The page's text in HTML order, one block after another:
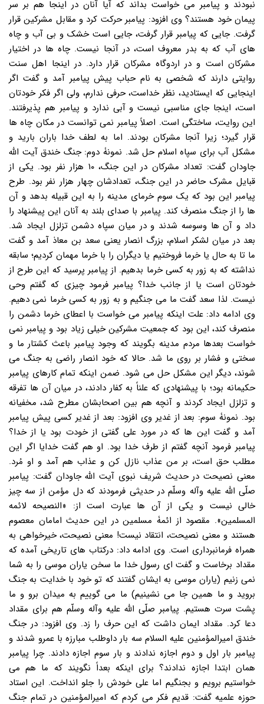
نبودند و پیامبر می خواست بداند که آیا آنان در اینجا هم بر سر
پیمان خود هستند؟ وی افزود: پیامبر حرکت کرد و مقابل مشرکین قرار
گرفت. جایی که پیامبر قرار گرفت، جایی است خشک و بی آب و چاه
های آب که به بدر معروف است، در آنجا نیست. چاه ها در اختیار
مشرکان است و در اردوگاه مشرکان قرار دارد. در اینجا اهل سنت
روایتی دارند که شخصی به نام حباب پیش پیامبر آمد و گفت اگر
اینجایی که ایستادید، نظر خداست، حرفی ندارم، ولی اگر فکر خودتان
است، اینجا جای مناسبی نیست و آبی ندارد و پیامبر هم پذیرفتند.
این روایت، ساختگی است. اصلاً پیامبر نمی توانست در مکان چاه ها
قرار گیرد؛ زیرا آنجا مشرکان بودند. اما به لطف خدا باران بارید و
مشکل آب برای سپاه اسلام حل شد. نمونۀ دوم: جنگ خندق آیت الله
جاودان گفت: تعداد مشرکان در این جنگ، ۱۰ هزار نفر بود. یکی از
قبایل مشرک حاضر در این جنگ، تعدادشان چهار هزار نفر بود. طرح
پیامبر این بود که یک سوم خرمای مدینه را به این قبیله بدهد و آن
ها را از جنگ منصرف کند. پیامبر با صدای بلند به آنان این پیشنهاد را
داد و آن ها وسوسه شدند و در میان سپاه دشمن تزلزل ایجاد شد.
بعد در میان لشکر اسلام، بزرگ انصار یعنی سعد بن معاذ آمد و گفت
ما تا به حال یا خرما فروختیم یا دیگران را با خرما مهمان کردیم؛ سابقه
نداشته که به زور به کسی خرما بدهیم. از پیامبر پرسید که این طرح از
خودتان است یا از جانب خدا؟ پیامبر فرمود چیزی که گفتم وحی
نیست. لذا سعد گفت ما می جنگیم و به زور به کسی خرما نمی دهیم.
وی ادامه داد: علت اینکه پیامبر می خواست با اعطای خرما دشمن را
منصرف کند، این بود که جمعیت مشرکین خیلی زیاد بود و پیامبر نمی
خواست بعدها مردم مدینه بگویند که وجود پیامبر باعث کشتار ما و
سختی و فشار بر روی ما شد. حالا که خود انصار راضی به جنگ می
شوند، دیگر این مشکل حل می شود. ضمن اینکه تمام کارهای پیامبر
حکیمانه بود؛ با پیشنهادی که علناً به کفار دادند، در میان آن ها تفرقه
و تزلزل ایجاد کردند و آنچه هم بین اصحابشان مطرح شد، مخفیانه
بود. نمونۀ سوم: بعد از غدیر وی افزود: بعد از غدیر کسی پیش پیامبر
آمد و گفت این ها که در مورد علی گفتی از خودت بود یا از خدا؟
پیامبر فرمود آنچه گفتم از طرف خدا بود. او هم گفت خدایا اگر این
مطلب حق است، بر من عذاب نازل کن و عذاب هم آمد و او مُرد.
معنی نصیحت در حدیث شریف نبوی آیت الله جاودان گفت: پیامبر
صلّی الله علیه وآله وسلّم در حدیثی فرمودند که دل مؤمن از سه چیز
خالی نیست و یکی از آن ها عبارت است از: «النصیحه لائمه
المسلمین». مقصود از ائمۀ مسلمین در این حدیث امامان معصوم
هستند و معنی نصیحت، انتقاد نیست! معنی نصیحت، خیرخواهی به
همراه فرمانبرداری است. وی ادامه داد: درکتاب های تاریخی آمده که
مقداد برخاست و گفت ای رسول خدا ما سخن یاران موسی را به شما
نمی زنیم (یاران موسی به ایشان گفتند که تو خود با خدایت به جنگ
بروید و ما همین جا می نشینیم) ما می گوییم به میدان برو و ما
پشت سرت هستیم. پیامبر صلّی الله علیه وآله وسلّم هم برای مقداد
دعا کرد. مقداد ایمان داشت که این حرف را زد. وی افزود: در جنگ
خندق امیرالمؤمنین علیه السلام سه بار داوطلب مبارزه با عمرو شدند و
پیامبر بار اول و دوم اجازه ندادند و بار سوم اجازه دادند. چرا پیامبر
همان ابتدا اجازه ندادند؟ برای اینکه بعداً نگویند که ما هم می
خواستیم برویم و بجنگیم اما علی خودش را جلو انداخت. این استاد
حوزه علمیه گفت: قدیم فکر می کردم که امیرالمؤمنین در تمام جنگ